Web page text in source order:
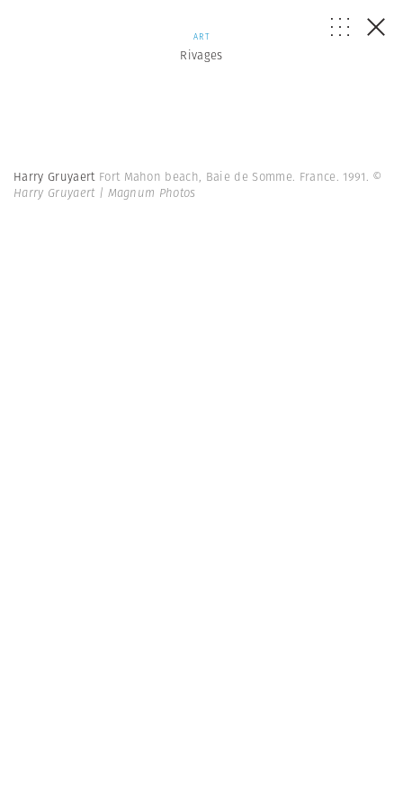
ART
Rivages
Harry Gruyaert Fort Mahon beach, Baie de Somme. France. 1991. ©
Harry Gruyaert | Magnum Photos